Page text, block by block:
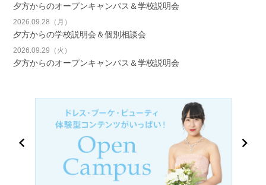
夕方からのオープンキャンパス＆学校説明会
2026.09.28（月）
夕方からの学校説明会＆個別相談会
2026.09.29（火）
夕方からのオープンキャンパス＆学校説明会